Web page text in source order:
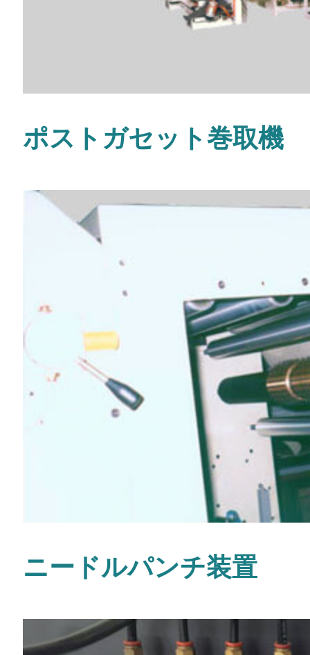
ポストガセット巻取機
ニードルパンチ装置